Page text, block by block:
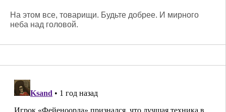
На этом все, товарищи. Будьте добрее. И мирного
неба над головой.